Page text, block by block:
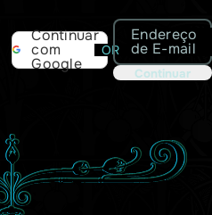
Continuar
com
Google
OR
Endereço
de E-mail
Continuar